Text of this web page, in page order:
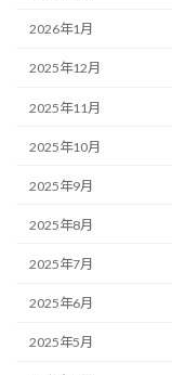
2026年1月
2025年12月
2025年11月
2025年10月
2025年9月
2025年8月
2025年7月
2025年6月
2025年5月